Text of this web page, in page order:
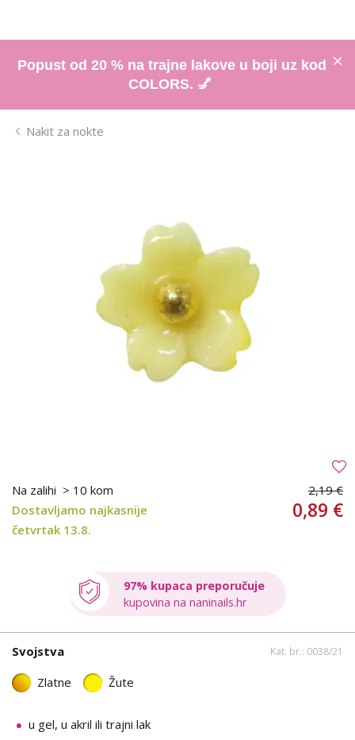
Popust od 20 % na trajne lakove u boji uz kod
COLORS. 💅
Nakit za nokte
Na zalihi > 10 kom
Dostavljamo najkasnije
četvrtak 13.8.
2,19 €
0,89 €
97% kupaca preporučuje
kupovina na naninails.hr
Svojstva Kat. br.: 0038/21
Zlatne Žute
u gel, u akril ili trajni lak